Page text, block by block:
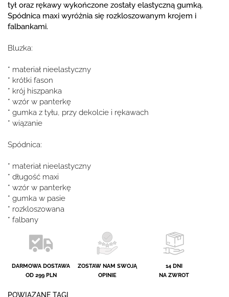
tył oraz rękawy wykończone zostały elastyczną gumką.
Spódnica maxi wyróżnia się rozkloszowanym krojem i
falbankami.
Bluzka:
* materiał nieelastyczny
* krótki fason
* krój hiszpanka
* wzór w panterkę
* gumka z tyłu, przy dekolcie i rękawach
* wiązanie
Spódnica:
* materiał nieelastyczny
* długość maxi
* wzór w panterkę
* gumka w pasie
* rozkloszowana
* falbany
DARMOWA DOSTAWA
OD 299 PLN
ZOSTAW NAM SWOJĄ
OPINIE
14 DNI
NA ZWROT
POWIĄZANE TAGI